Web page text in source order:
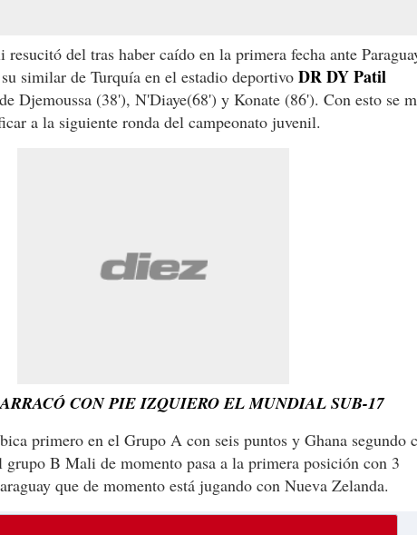
del tras haber caído en la primera fecha ante
similar de Turquía en el estadio deportivo DR DY Patil
Djemoussa (38'), N'Diaye(68') y Konate (86'). Con esto se
a la siguiente ronda del campeonato juvenil.
CON PIE IZQUIERO EL MUNDIAL SUB-17
primero en el Grupo A con seis puntos y Ghana segundo
grupo B Mali de momento pasa a la primera posición con 3
que de momento está jugando con Nueva Zelanda.